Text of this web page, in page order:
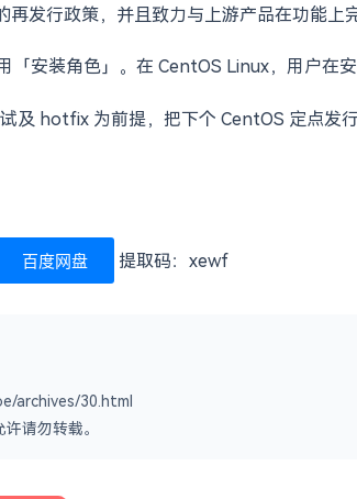
发行政策，并且致力与上游产品在功能
「安装角色」。在 CentOS Linux，用户在
及 hotfix 为前提，把下个 CentOS 定点
百度网盘 提取码：xewf
archives/30.html
请勿转载。